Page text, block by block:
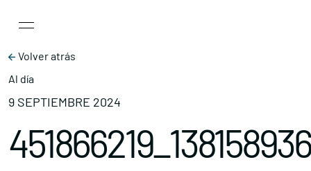
Main Navigation
Volver atrás
Al día
9 SEPTIEMBRE 2024